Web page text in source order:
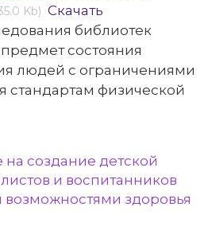
Kb) Скачать
библиотек
состояния
людей с ограничениями
стандартам физической
создание детской
и воспитанников
здоровья